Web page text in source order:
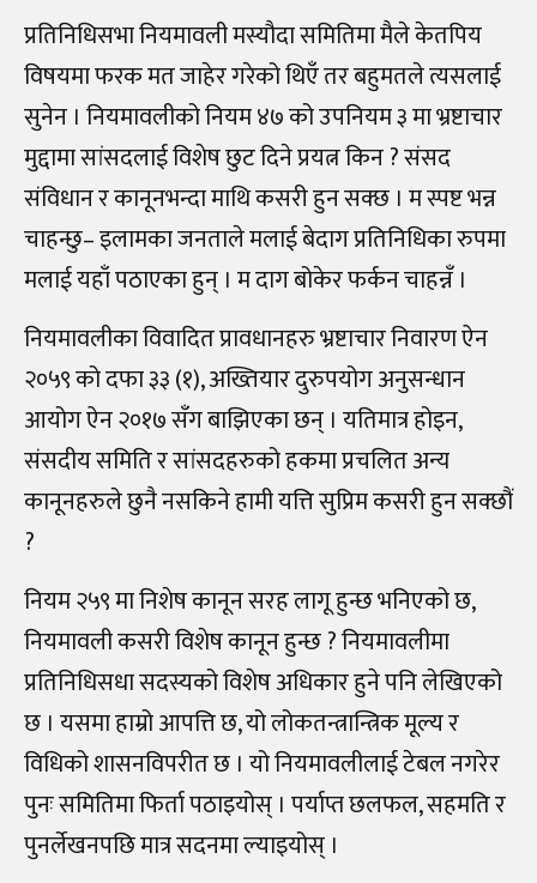
प्रतिनिधिसभा नियमावली मस्यौदा समितिमा मैले केतपिय
विषयमा फरक मत जाहेर गरेको थिएँ तर बहुमतले त्यसलाई
सुनेन । नियमावलीको नियम ४७ को उपनियम ३ मा भ्रष्टाचार
मुद्दामा सांसदलाई विशेष छुट दिने प्रयत्न किन ? संसद
संविधान र कानूनभन्दा माथि कसरी हुन सक्छ । म स्पष्ट भन्न
चाहन्छु– इलामका जनताले मलाई बेदाग प्रतिनिधिका रुपमा
मलाई यहाँ पठाएका हुन् । म दाग बोकेर फर्कन चाहन्नँ ।
नियमावलीका विवादित प्रावधानहरु भ्रष्टाचार निवारण ऐन
२०५९ को दफा ३३ (१), अख्तियार दुरुपयोग अनुसन्धान
आयोग ऐन २०१७ सँग बाझिएका छन् । यतिमात्र होइन,
संसदीय समिति र सांसदहरुको हकमा प्रचलित अन्य
कानूनहरुले छुनै नसकिने हामी यत्ति सुप्रिम कसरी हुन सक्छौं
?
नियम २५९ मा निशेष कानून सरह लागू हुन्छ भनिएको छ,
नियमावली कसरी विशेष कानून हुन्छ ? नियमावलीमा
प्रतिनिधिसधा सदस्यको विशेष अधिकार हुने पनि लेखिएको
छ । यसमा हाम्रो आपत्ति छ, यो लोकतन्त्रान्त्रिक मूल्य र
विधिको शासनविपरीत छ । यो नियमावलीलाई टेबल नगरेर
पुनः समितिमा फिर्ता पठाइयोस् । पर्याप्त छलफल, सहमति र
पुनर्लेखनपछि मात्र सदनमा ल्याइयोस् ।